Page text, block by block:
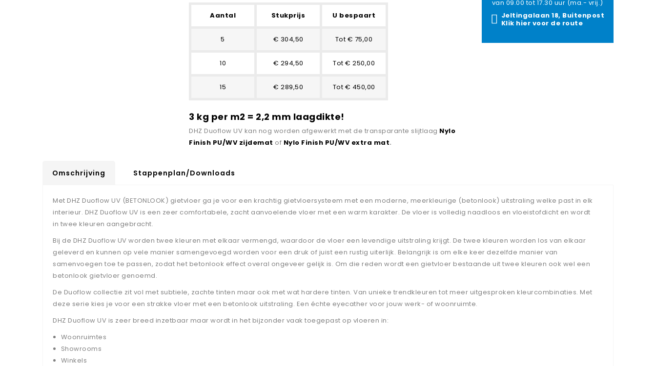
Aantal Stukprijs U bespaart
5 € 304,50 Tot € 75,00
10 € 294,50 Tot € 250,00
15 € 289,50 Tot € 450,00
3 kg per m2 = 2,2 mm laagdikte!
DHZ Duoflow UV kan nog worden afgewerkt met de transparante slijtlaag Nylo
Finish PU/WV zijdemat of Nylo Finish PU/WV extra mat.
van 09.00 tot 17.30 uur (ma.- vrij.)
Jeltingalaan 18, Buitenpost
Klik hier voor de route
Omschrijving Stappenplan/downloads
Met DHZ Duoflow UV (BETONLOOK) gietvloer ga je voor een krachtig gietvloersysteem met een moderne, meerkleurige (betonlook) uitstraling welke past in elk
interieur. DHZ Duoflow UV is een zeer comfortabele, zacht aanvoelende vloer met een warm karakter. De vloer is volledig naadloos en vloeistofdicht en wordt
in twee kleuren aangebracht.
Bij de DHZ Duoflow UV worden twee kleuren met elkaar vermengd, waardoor de vloer een levendige uitstraling krijgt. De twee kleuren worden los van elkaar
geleverd en kunnen op vele manier samengevoegd worden voor een druk of juist een rustig uiterlijk. Belangrijk is om elke keer dezelfde manier van
samenvoegen toe te passen, zodat het betonlook effect overal ongeveer gelijk is. Om die reden wordt een gietvloer bestaande uit twee kleuren ook wel een
betonlook gietvloer genoemd.
De Duoflow collectie zit vol met subtiele, zachte tinten maar ook met wat hardere tinten. Van unieke trendkleuren tot meer uitgesproken kleurcombinaties. Met
deze serie kies je voor een strakke vloer met een betonlook uitstraling. Een échte eyecather voor jouw werk- of woonruimte.
DHZ Duoflow UV is zeer breed inzetbaar maar wordt in het bijzonder vaak toegepast op vloeren in:
Woonruimtes
Showrooms
Winkels